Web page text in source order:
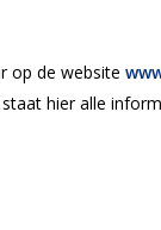
op de website
hier alle